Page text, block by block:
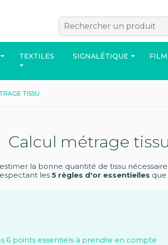
TEXTILES
VÊTEMENTS
SIGNALÉTIQUE
TISSU
Calcul métrage
la bonne quantité de tissu
les 5 règles d'or essentielles
6 points essentiels à prendre en compte